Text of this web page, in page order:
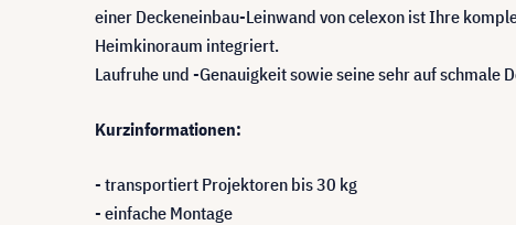
einer Deckeneinbau-Leinwand von celexon ist Ihre
Heimkinoraum integriert.
Laufruhe und -Genauigkeit sowie seine sehr auf schmale
Kurzinformationen:
- transportiert Projektoren bis 30 kg
- einfache Montage